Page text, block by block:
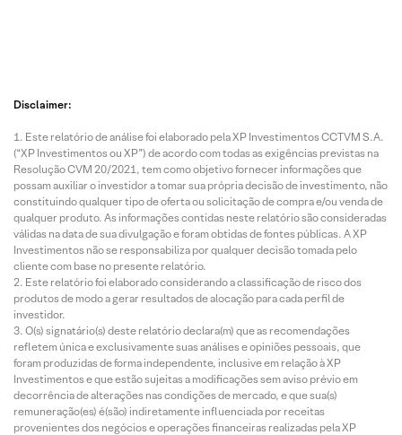
Disclaimer:
Este relatório de análise foi elaborado pela XP Investimentos CCTVM S.A.
(“XP Investimentos ou XP”) de acordo com todas as exigências previstas na
Resolução CVM 20/2021, tem como objetivo fornecer informações que
possam auxiliar o investidor a tomar sua própria decisão de investimento, não
constituindo qualquer tipo de oferta ou solicitação de compra e/ou venda de
qualquer produto. As informações contidas neste relatório são consideradas
válidas na data de sua divulgação e foram obtidas de fontes públicas. A XP
Investimentos não se responsabiliza por qualquer decisão tomada pelo
cliente com base no presente relatório.
Este relatório foi elaborado considerando a classificação de risco dos
produtos de modo a gerar resultados de alocação para cada perfil de
investidor.
O(s) signatário(s) deste relatório declara(m) que as recomendações
refletem única e exclusivamente suas análises e opiniões pessoais, que
foram produzidas de forma independente, inclusive em relação à XP
Investimentos e que estão sujeitas a modificações sem aviso prévio em
decorrência de alterações nas condições de mercado, e que sua(s)
remuneração(es) é(são) indiretamente influenciada por receitas
provenientes dos negócios e operações financeiras realizadas pela XP